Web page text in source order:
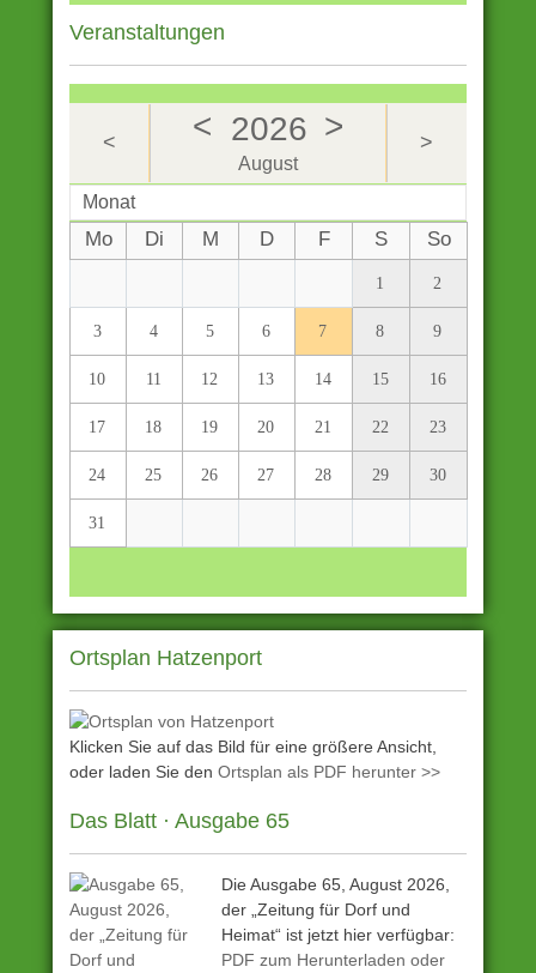
Veranstaltungen
< < 2026 >
August
>
Monat
Mo Di M D F S So
1 2
3 4 5 6 7 8 9
10 11 12 13 14 15 16
17 18 19 20 21 22 23
24 25 26 27 28 29 30
31
Ortsplan Hatzenport
Klicken Sie auf das Bild für eine größere Ansicht,
oder laden Sie den Ortsplan als PDF herunter >>
Das Blatt · Ausgabe 65
Die Ausgabe 65, August 2026,
der „Zeitung für Dorf und
Heimat“ ist jetzt hier verfügbar:
PDF zum Herunterladen oder